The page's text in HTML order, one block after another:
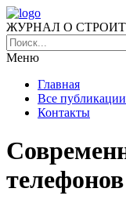
ЖУРНАЛ О
Меню
Главная
Все
Контакты
телефонов